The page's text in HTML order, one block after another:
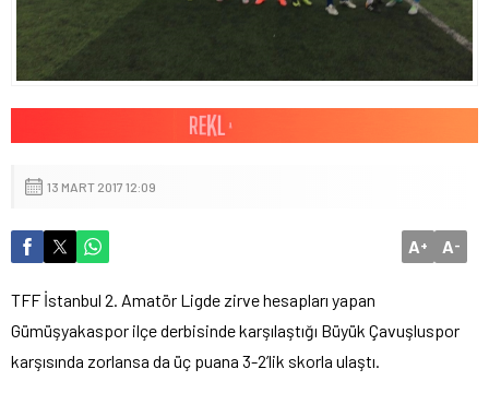
13 MART 2017 12:09
A+ A-
TFF İstanbul 2. Amatör Ligde zirve hesapları yapan
Gümüşyakaspor ilçe derbisinde karşılaştığı Büyük Çavuşluspor
karşısında zorlansa da üç puana 3-2’lik skorla ulaştı.